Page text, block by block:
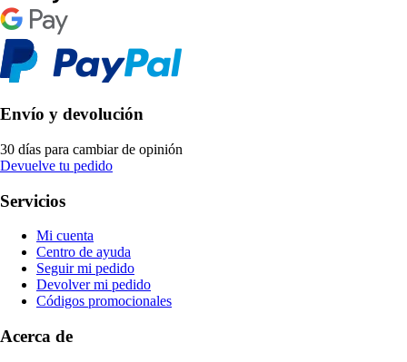
Envío y devolución
30 días para cambiar de opinión
Devuelve tu pedido
Servicios
Mi cuenta
Centro de ayuda
Seguir mi pedido
Devolver mi pedido
Códigos promocionales
Acerca de